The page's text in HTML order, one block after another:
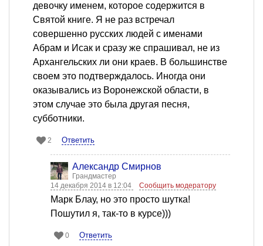
девочку именем, которое содержится в
Святой книге. Я не раз встречал
совершенно русских людей с именами
Абрам и Исак и сразу же спрашивал, не из
Архангельских ли они краев. В большинстве
своем это подтверждалось. Иногда они
оказывались из Воронежской области, в
этом случае это была другая песня,
субботники.
2 Ответить
Александр Смирнов
Грандмастер
14 декабря 2014 в 12:04
Сообщить модератору
Марк Блау, но это просто шутка!
Пошутил я, так-то в курсе)))
0 Ответить